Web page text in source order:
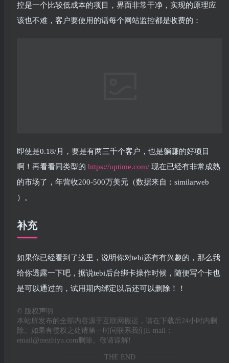
控是一个比较低成本的项目，界面非常干净，实现的原理应
该也不难，客户要使用的话每个网站监控都是收费的：
即使是0.18/月，要是有两三千个客户，也是躺赚的好项目
啊！再看看同类型的 https://uptime.com/ 现在已经有非常成熟
的市场了，年营收200-500万美元（数据来自：similarweb
）。
补充
如果你已经看到了这里，说明你对tebi还有有兴趣的，那么我
给你透露一下吧，据说tebi后台绑卡操作时候，随便写个卡也
是可以通过的，试用期内绑定以后还可以删除！！
© 版权声明
本站所发布的全部内容源于互联网搬运，请在下载后24小时内删
除。如果有侵权之处请第一时间联系我们E-mail：
email@mezhiyu.com删除。敬请谅解!
THE END